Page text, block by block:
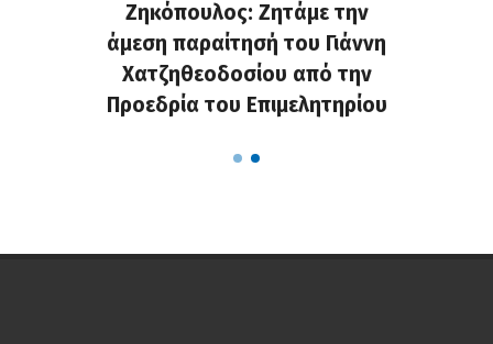
Ζηκόπουλος: Ζητάμε την
άμεση παραίτησή του Γιάννη
Χατζηθεοδοσίου από την
Προεδρία του Επιμελητηρίου